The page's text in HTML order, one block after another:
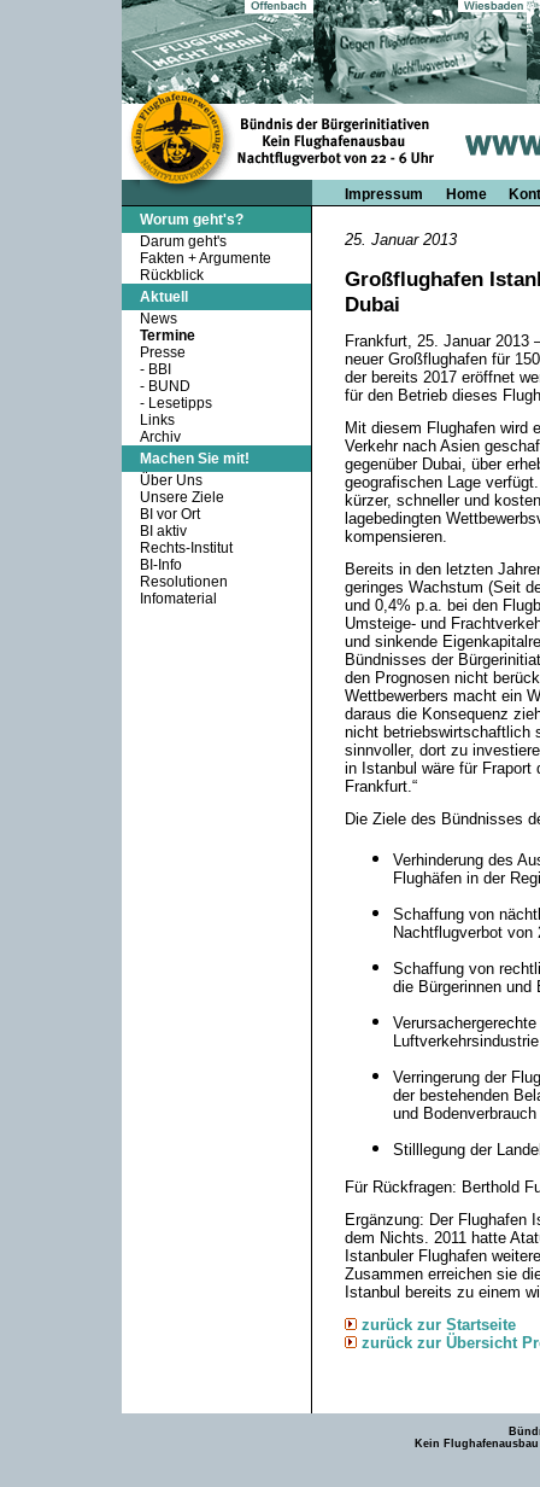
Impressum Home
Worum geht's?
Darum geht's
Fakten + Argumente
Rückblick
Aktuell
News
Termine
Presse
- BBI
- BUND
- Lesetipps
Links
Archiv
Machen Sie mit!
Über Uns
Unsere Ziele
BI vor Ort
BI aktiv
Rechts-Institut
BI-Info
Resolutionen
Infomaterial
25. Januar 2013
Großflughafen
Dubai
Frankfurt, 25. Januar 2013
neuer Großflughafen für
der bereits 2017 eröffnet
für den Betrieb dieses
Mit diesem Flughafen wird
Verkehr nach Asien
gegenüber Dubai, über
geografischen Lage
kürzer, schneller und
lagebedingten
kompensieren.
Bereits in den letzten
geringes Wachstum (Seit
und 0,4% p.a. bei den
Umsteige- und
und sinkende
Bündnisses der
den Prognosen nicht
Wettbewerbers macht ein
daraus die Konsequenz
nicht betriebswirtschaftlich
sinnvoller, dort zu
in Istanbul wäre für Fraport
Frankfurt.“
Die Ziele des Bündnisses
Verhinderung des
Flughäfen in der
Schaffung von
Nachtflugverbot von
Schaffung von
die Bürgerinnen und
Verringerung der
der bestehenden
und
Stilllegung der
Für Rückfragen: Berthold
Ergänzung: Der Flughafen
dem Nichts. 2011 hatte
Istanbuler Flughafen
Zusammen erreichen sie
Istanbul bereits zu einem
zurück zur Startseite
zurück zur Übersicht
Kein